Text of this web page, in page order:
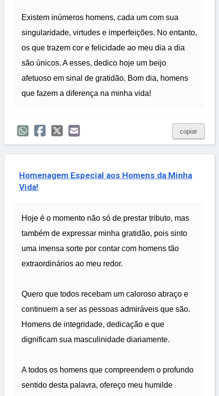
Existem inúmeros homens, cada um com sua
singularidade, virtudes e imperfeições. No entanto,
os que trazem cor e felicidade ao meu dia a dia
são únicos. A esses, dedico hoje um beijo
afetuoso em sinal de gratidão. Bom dia, homens
que fazem a diferença na minha vida!
copiar
Homenagem Especial aos Homens da Minha
Vida!
Hoje é o momento não só de prestar tributo, mas
também de expressar minha gratidão, pois sinto
uma imensa sorte por contar com homens tão
extraordinários ao meu redor.
Quero que todos recebam um caloroso abraço e
continuem a ser as pessoas admiráveis que são.
Homens de integridade, dedicação e que
dignificam sua masculinidade diariamente.
A todos os homens que compreendem o profundo
sentido desta palavra, ofereço meu humilde